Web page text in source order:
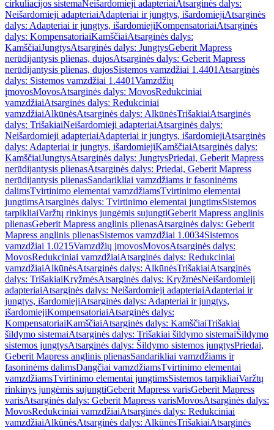
cirkuliacijos sistemaNeišardomieji adapteriaiAtsarginės dalys:
Neišardomieji adapteriaiAdapteriai ir jungtys, išardomiejiAtsarginės
dalys: Adapteriai ir jungtys, išardomiejiKompensatoriaiAtsarginės
dalys: KompensatoriaiKamščiaiAtsarginės dalys:
KamščiaiJungtysAtsarginės dalys: JungtysGeberit Mapress
nerūdijantysis plienas, dujosAtsarginės dalys: Geberit Mapress
nerūdijantysis plienas, dujosSistemos vamzdžiai 1.4401 Atsarginės
dalys: Sistemos vamzdžiai 1.4401Vamzdžių
įmovosMovosAtsarginės dalys: MovosRedukciniai
vamzdžiaiAtsarginės dalys: Redukciniai
vamzdžiaiAlkūnėsAtsarginės dalys: AlkūnėsTrišakiaiAtsarginės
dalys: TrišakiaiNeišardomieji adapteriaiAtsarginės dalys:
Neišardomieji adapteriaiAdapteriai ir jungtys, išardomiejiAtsarginės
dalys: Adapteriai ir jungtys, išardomiejiKamščiaiAtsarginės dalys:
KamščiaiJungtysAtsarginės dalys: JungtysPriedai, Geberit Mapress
nerūdijantysis plienasAtsarginės dalys: Priedai, Geberit Mapress
nerūdijantysis plienasSandarikliai vamzdžiams ir fasoninėms
dalimsTvirtinimo elementai vamzdžiamsTvirtinimo elementai
jungtimsAtsarginės dalys: Tvirtinimo elementai jungtimsSistemos
tarpikliaiVaržtų rinkinys jungėmis sujungtiGeberit Mapress anglinis
plienasGeberit Mapress anglinis plienasAtsarginės dalys: Geberit
Mapress anglinis plienasSistemos vamzdžiai 1.0034Sistemos
vamzdžiai 1.0215Vamzdžių įmovosMovosAtsarginės dalys:
MovosRedukciniai vamzdžiaiAtsarginės dalys: Redukciniai
vamzdžiaiAlkūnėsAtsarginės dalys: AlkūnėsTrišakiaiAtsarginės
dalys: TrišakiaiKryžmėsAtsarginės dalys: KryžmėsNeišardomieji
adapteriaiAtsarginės dalys: Neišardomieji adapteriaiAdapteriai ir
jungtys, išardomiejiAtsarginės dalys: Adapteriai ir jungtys,
išardomiejiKompensatoriaiAtsarginės dalys:
KompensatoriaiKamščiaiAtsarginės dalys: KamščiaiTrišakiai
šildymo sistemaiAtsarginės dalys: Trišakiai šildymo sistemaiŠildymo
sistemos jungtysAtsarginės dalys: Šildymo sistemos jungtysPriedai,
Geberit Mapress anglinis plienasSandarikliai vamzdžiams ir
fasoninėms dalimsDangčiai vamzdžiamsTvirtinimo elementai
vamzdžiamsTvirtinimo elementai jungtimsSistemos tarpikliaiVaržtų
rinkinys jungėmis sujungtiGeberit Mapress varisGeberit Mapress
varisAtsarginės dalys: Geberit Mapress varisMovosAtsarginės dalys:
MovosRedukciniai vamzdžiaiAtsarginės dalys: Redukciniai
vamzdžiaiAlkūnėsAtsarginės dalys: AlkūnėsTrišakiaiAtsarginės